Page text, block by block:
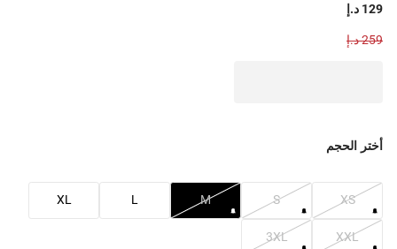
129 د.إ
259 د.إ
أختر الحجم
XS
S
M
L
XL
XXL
3XL